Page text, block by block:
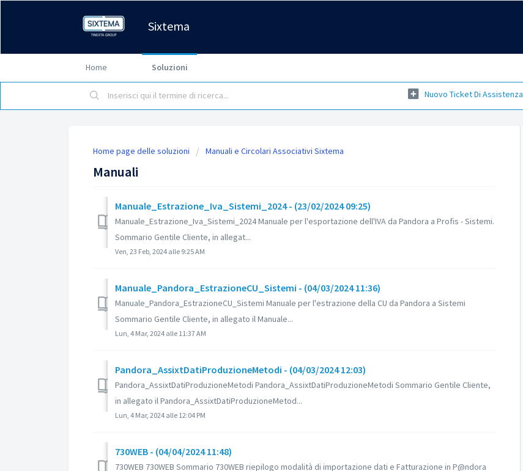
Sixtema
Home Soluzioni
Nuovo Ticket Di Assistenza
Home page delle soluzioni Manuali e Circolari Associativi Sixtema
Manuali
Manuale_Estrazione_Iva_Sistemi_2024 - (23/02/2024 09:25)
Manuale_Estrazione_Iva_Sistemi_2024 Manuale per l'esportazione dell'IVA da Pandora a Profis - Sistemi.
Sommario Gentile Cliente, in allegat...
Ven, 23 Feb, 2024 alle 9:25 AM
Manuale_Pandora_EstrazioneCU_Sistemi - (04/03/2024 11:36)
Manuale_Pandora_EstrazioneCU_Sistemi Manuale per l'estrazione della CU da Pandora a Sistemi
Sommario Gentile Cliente, in allegato il Manuale...
Lun, 4 Mar, 2024 alle 11:37 AM
Pandora_AssixtDatiProduzioneMetodi - (04/03/2024 12:03)
Pandora_AssixtDatiProduzioneMetodi Pandora_AssixtDatiProduzioneMetodi Sommario Gentile Cliente,
in allegato il Pandora_AssixtDatiProduzioneMetod...
Lun, 4 Mar, 2024 alle 12:04 PM
730WEB - (04/04/2024 11:48)
730WEB 730WEB Sommario 730WEB riepilogo modalità di importazione dati e Fatturazione in P@ndora